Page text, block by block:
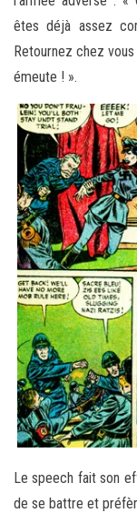
êtes déjà assez
Retournez chez
émeute ! ».
Le speech fait son
de se battre et